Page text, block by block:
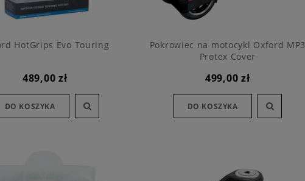
HotGrips Evo Touring
489,00 zł
DO KOSZYKA
Pokrowiec na motocykl Oxford MP3
Protex Cover
499,00 zł
DO KOSZYKA